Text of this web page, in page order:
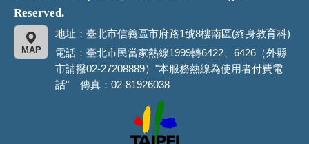
Reserved.
地址：臺北市信義區市府路1號8樓南區(終身教育科)
MAP
電話：臺北市民當家熱線1999轉6422、6426（外縣
市請撥02-27208889）"本服務熱線為使用者付費電
話" 傳真：02-81926038
市
政